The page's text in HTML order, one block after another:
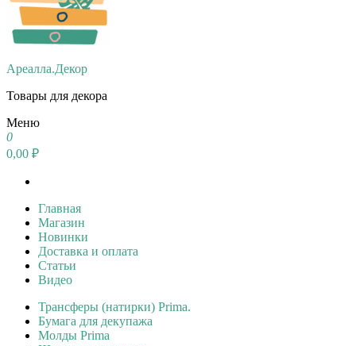
Ареалла.Декор
Товары для декора
Меню
0
0,00 ₽
Главная
Магазин
Новинки
Доставка и оплата
Статьи
Видео
Трансферы (натирки) Prima.
Бумага для декупажа
Молды Prima